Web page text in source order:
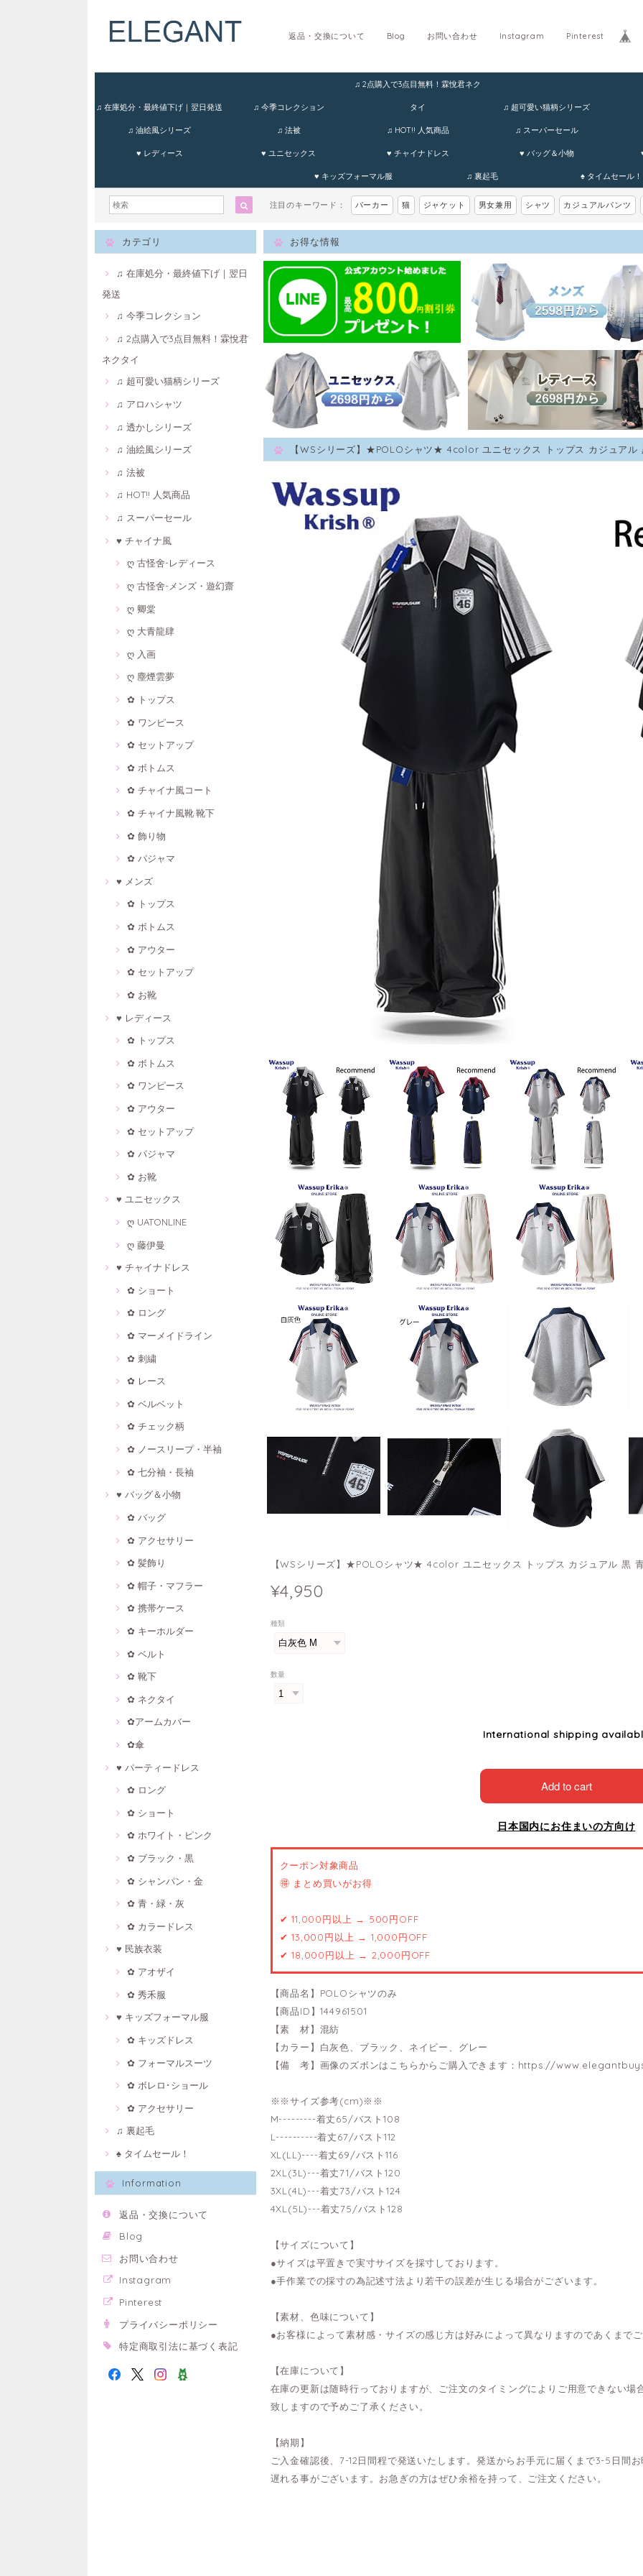
Pinterest
Instagram
お問い合わせ
Blog
返品・交換について
♫ 在庫処分・最終値下げ｜翌日発送 ♫ 今季コレクション
♫ 2点購入で3点目無料！霖悅君ネク
タイ ♫ 超可愛い猫柄シリーズ
♫ 油絵風シリーズ ♫ 法被 ♫ HOT!! 人気商品 ♫ スーパーセール
♥ レディース ♥ ユニセックス ♥ チャイナドレス ♥ バッグ＆小物
♥ キッズフォーマル服 ♫ 裏起毛 ♠ タイムセール！
注目のキーワード： パーカー 猫 ジャケット 男女兼用 シャツ カジュアルパンツ
カテゴリ
♫ 在庫処分・最終値下げ｜翌日
発送
♫ 今季コレクション
♫ 2点購入で3点目無料！霖悅君
ネクタイ
♫ 超可愛い猫柄シリーズ
♫ アロハシャツ
♫ 透かしシリーズ
♫ 油絵風シリーズ
♫ 法被
♫ HOT!! 人気商品
♫ スーパーセール
♥ チャイナ風
ღ 古怪舍-レディース
ღ 古怪舍-メンズ・遊幻齋
ღ 卿棠
ღ 大青龍肆
ღ 入画
ღ 塵煙雲夢
✿ トップス
✿ ワンピース
✿ セットアップ
✿ ボトムス
✿ チャイナ風コート
✿ チャイナ風靴·靴下
✿ 飾り物
✿ パジャマ
♥ メンズ
✿ トップス
✿ ボトムス
✿ アウター
✿ セットアップ
✿ お靴
♥ レディース
✿ トップス
✿ ボトムス
✿ ワンピース
✿ アウター
✿ セットアップ
✿ パジャマ
✿ お靴
♥ ユニセックス
ღ UATONLINE
ღ 藤伊曼
♥ チャイナドレス
✿ ショート
✿ ロング
✿ マーメイドライン
✿ 刺繍
✿ レース
✿ ベルベット
✿ チェック柄
✿ ノースリープ・半袖
✿ 七分袖・長袖
♥ バッグ＆小物
✿ バッグ
✿ アクセサリー
✿ 髪飾り
✿ 帽子・マフラー
✿ 携帯ケース
✿ キーホルダー
✿ ベルト
✿ 靴下
✿ ネクタイ
✿アームカバー
✿傘
♥ パーティードレス
✿ ロング
✿ ショート
✿ ホワイト・ピンク
✿ ブラック・黒
✿ シャンパン・金
✿ 青・緑・灰
✿ カラードレス
♥ 民族衣装
✿ アオザイ
✿ 秀禾服
♥ キッズフォーマル服
✿ キッズドレス
✿ フォーマルスーツ
✿ ボレロ･ショール
✿ アクセサリー
♫ 裏起毛
♠ タイムセール！
Information
返品・交換について
Blog
お問い合わせ
Instagram
Pinterest
プライバシーポリシー
特定商取引法に基づく表記
お得な情報
【WSシリーズ】★POLOシャツ★ 4color ユニセックス トップス カジュアル
【WSシリーズ】★POLOシャツ★ 4color ユニセックス トップス カジュアル 黒
¥4,950
種類
数量
International shipping
Add to cart
日本国内にお住まいの方向け
クーポン対象商品
🉐 まとめ買いがお得
✔ 11,000円以上 → 500円OFF
✔ 13,000円以上 → 1,000円OFF
✔ 18,000円以上 → 2,000円OFF
【商品名】POLOシャツのみ
【商品ID】144961501
【素 材】混紡
【カラー】白灰色、ブラック、ネイビー、グレー
【備 考】画像のズボンはこちらからご購入できます： https://
※※サイズ参考(cm)※※
M---------着丈65/バスト108
L----------着丈67/バスト112
XL(LL)----着丈69/バスト116
2XL(3L)---着丈71/バスト120
3XL(4L)---着丈73/バスト124
4XL(5L)---着丈75/バスト128
【サイズについて】
●サイズは平置きで実寸サイズを採寸しております。
●手作業での採寸の為記述寸法より若干の誤差が生じる場合がございます。
【素材、色味について】
●お客様によって素材感・サイズの感じ方は好みによって異なりますのであくまで
【在庫について】
在庫の更新は随時行っておりますが、ご注文のタイミングによりご用意できない
致しますので予めご了承ください。
【納期】
ご入金確認後、7-12日間程で発送いたします。発送からお手元に届くまで3-5日間
遅れる事がございます。お急ぎの方はぜひ余裕を持って、ご注文ください。